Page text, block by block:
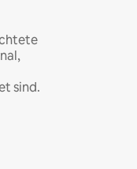
sind.